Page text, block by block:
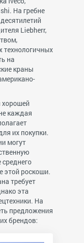
На гребне
Liebherr,
на
краны
хорошей
каждая
их покупки.
могут
среднего
этой роскоши.
требует
эта
На
предложения
брендов: